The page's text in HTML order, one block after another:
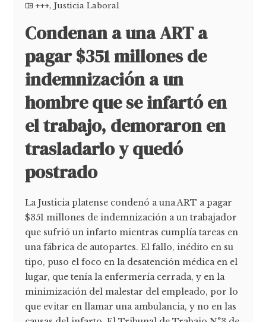
+++, Justicia Laboral
Condenan a una ART a
pagar $351 millones de
indemnización a un
hombre que se infartó en
el trabajo, demoraron en
trasladarlo y quedó
postrado
La Justicia platense condenó a una ART a pagar
$351 millones de indemnización a un trabajador
que sufrió un infarto mientras cumplía tareas en
una fábrica de autopartes. El fallo, inédito en su
tipo, puso el foco en la desatención médica en el
lugar, que tenía la enfermería cerrada, y en la
minimización del malestar del empleado, por lo
que evitar en llamar una ambulancia, y no en las